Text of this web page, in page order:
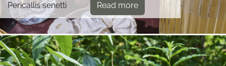
Pericallis senetti Read more